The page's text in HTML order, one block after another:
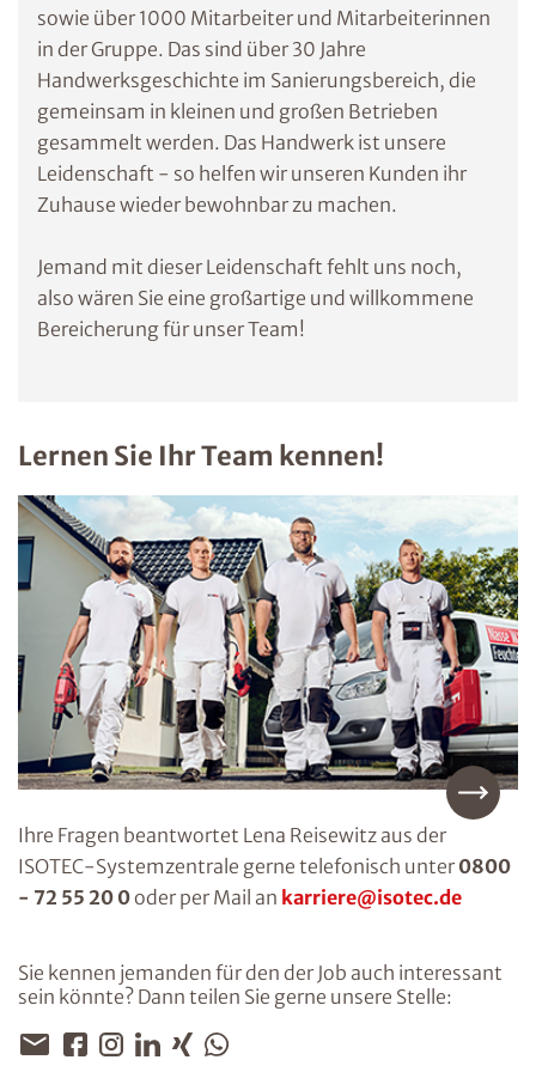
sowie über 1000 Mitarbeiter und Mitarbeiterinnen
in der Gruppe. Das sind über 30 Jahre
Handwerksgeschichte im Sanierungsbereich, die
gemeinsam in kleinen und großen Betrieben
gesammelt werden. Das Handwerk ist unsere
Leidenschaft - so helfen wir unseren Kunden ihr
Zuhause wieder bewohnbar zu machen.
Jemand mit dieser Leidenschaft fehlt uns noch,
also wären Sie eine großartige und willkommene
Bereicherung für unser Team!
Lernen Sie Ihr Team kennen!
Ihre Fragen beantwortet Lena Reisewitz aus der
ISOTEC-Systemzentrale gerne telefonisch unter 0800
- 72 55 20 0oder per Mail an karriere@isotec.de
Sie kennen jemanden für den der Job auch interessant
sein könnte? Dann teilen Sie gerne unsere Stelle: